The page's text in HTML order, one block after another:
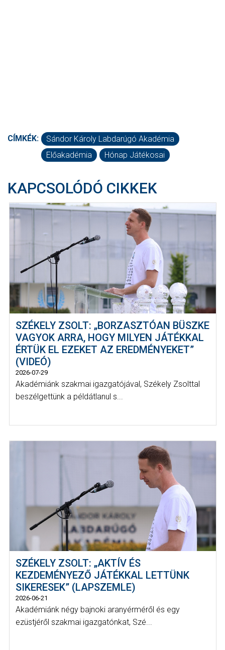
CÍMKÉK:
Sándor Károly Labdarúgó Akadémia
Előakadémia
Hónap Játékosai
KAPCSOLÓDÓ CIKKEK
SZÉKELY ZSOLT: „BORZASZTÓAN BÜSZKE
VAGYOK ARRA, HOGY MILYEN JÁTÉKKAL
ÉRTÜK EL EZEKET AZ EREDMÉNYEKET”
(VIDEÓ)
2026-07-29
Akadémiánk szakmai igazgatójával, Székely Zsolttal
beszélgettünk a példátlanul s...
SZÉKELY ZSOLT: „AKTÍV ÉS
KEZDEMÉNYEZŐ JÁTÉKKAL LETTÜNK
SIKERESEK” (LAPSZEMLE)
2026-06-21
Akadémiánk négy bajnoki aranyérméről és egy
ezüstjéről szakmai igazgatónkat, Szé...